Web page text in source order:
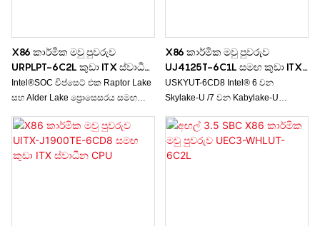
X86 කාර්මික මවු පුවරුව
URPLPT-6C2L කුඩා ITX ස්වාධීන
CPU සමඟ
Intel®SOC චිප්සෙට් එක Raptor Lake
සහ Alder Lake ප්‍රොසෙසරය සමඟ
COM 6ක් සමඟින්, 4G/5G මොඩියුලය
සහ සමමුහුර්ත/අසමමුහුර්ත සංදර්ශකය
4ක් සඳහා සහය දක්වයි.
X86 කාර්මික මවු පුවරුව
UJ4125T-6C1L සමඟ කුඩා ITX
ස්වාධීන CPU
USKYUT-6CD8 Intel® 6 වන
Skylake-U /7 වන Kabylake-U
ත්‍රිත්ව සංදර්ශක සඳහා සහය දක්වයි,
10USB, 1 SATA 3.0 සහ 6 COM